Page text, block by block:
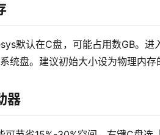
默认在C盘，可能占用数GB。
统盘。建议初始大小设为物理内存
器